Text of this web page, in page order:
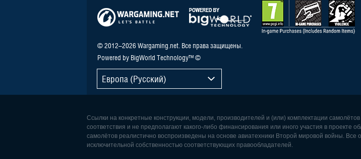
© 2012–2026 Wargaming.net. Все права защищены.
Powered by BigWorld Technology™ ©
Европа (Русский)
Ссылки на конкретные конструкции, модели, производителей и (или) комплектации
соответствия и не предполагают какого-либо финансирования или иного участия в проекте
самолётов реалистично воспроизведены на основе авиатехники Второй мировой войны. Все
исключительной собственностью соответствующих правообладателей.